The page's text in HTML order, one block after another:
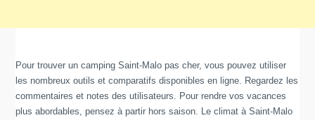
Pour trouver un camping Saint-Malo pas cher, vous pouvez utiliser
les nombreux outils et comparatifs disponibles en ligne. Regardez les
commentaires et notes des utilisateurs. Pour rendre vos vacances
plus abordables, pensez à partir hors saison. Le climat à Saint-Malo